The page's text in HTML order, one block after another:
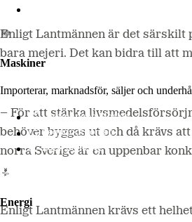
Maskiner
Importerar, marknadsför, säljer och
Lantmännen Maskin
Begagnatbörsen
Butik på nätet
Energi
Enligt Lantmännen är det särskilt
bara mejeri. Det kan bidra till att
– För att stärka
behöver byggas ut och då krävs
norra Sverige är en uppenbar
Enligt Lantmännen krävs ett